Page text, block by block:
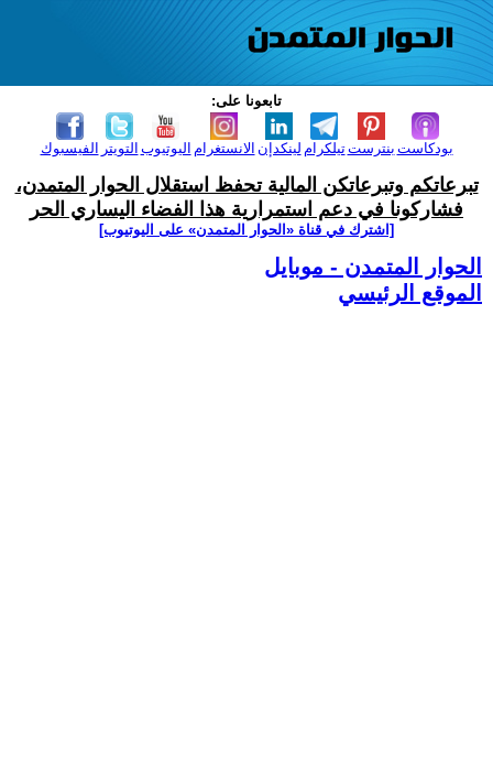
تابعونا على:
الفيسبوك التويتر اليوتيوب الانستغرام لينكدإن تيلكرامبنترست بودكاست
تبرعاتكم وتبرعاتكن المالية تحفظ استقلال الحوار المتمدن،
فشاركونا في دعم استمرارية هذا الفضاء اليساري الحر
[اشترك في قناة ‫«الحوار المتمدن» على اليوتيوب]
الحوار المتمدن - موبايل
الموقع الرئيسي